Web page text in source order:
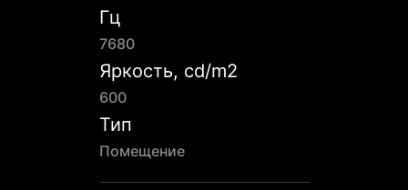
Гц
7680
Яркость, cd/m2
600
Тип
Помещение